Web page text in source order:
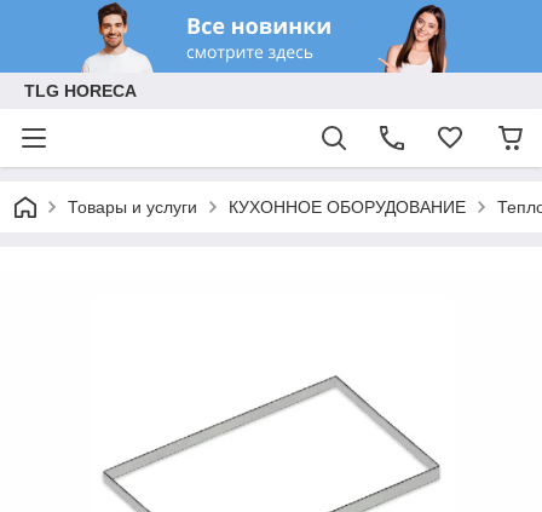
TLG HORECA
Товары и услуги КУХОННОЕ ОБОРУДОВАНИЕ